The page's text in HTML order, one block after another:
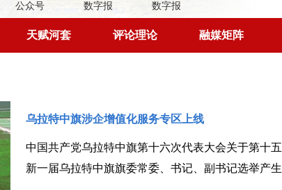
公众号
数字报
数字报
天赋河套 评论理论 融媒矩阵
乌拉特中旗涉企增值化服务专区上线
新一届乌拉特中旗旗委常委、书记、副书记选举产生